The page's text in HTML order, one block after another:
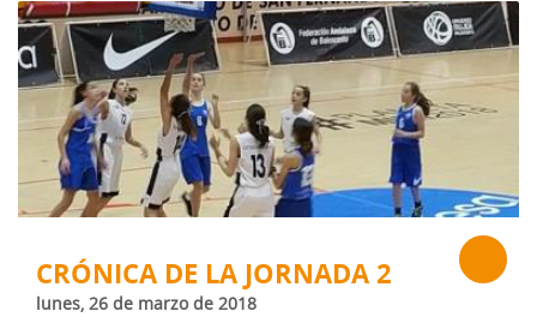
CRÓNICA DE LA JORNADA 2
lunes, 26 de marzo de 2018